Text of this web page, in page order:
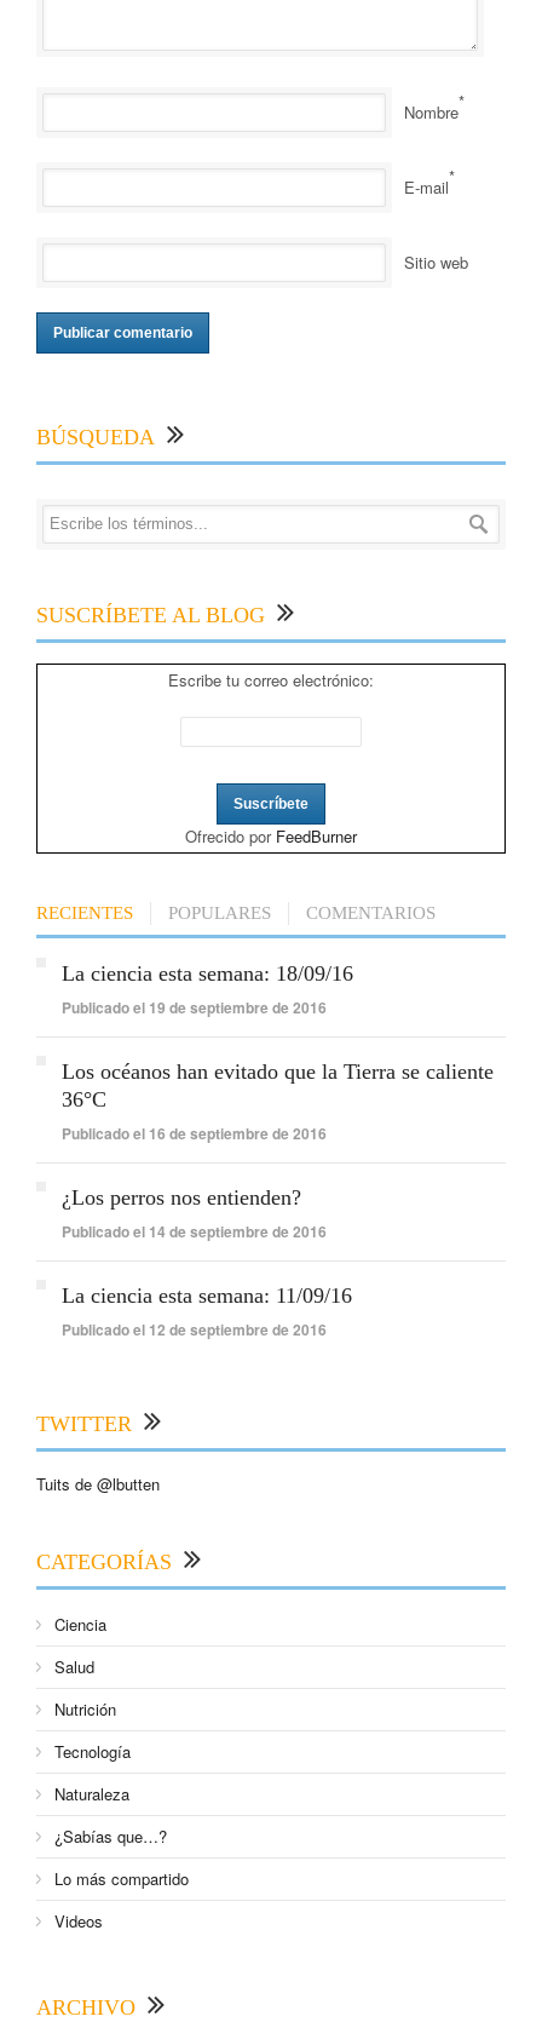
Nombre*
E-mail*
Sitio web
BÚSQUEDA
SUSCRÍBETE AL BLOG
Escribe tu correo electrónico:
Ofrecido por FeedBurner
RECIENTES POPULARES COMENTARIOS
La ciencia esta semana: 18/09/16
Publicado el 19 de septiembre de 2016
Los océanos han evitado que la Tierra se caliente
36°C
Publicado el 16 de septiembre de 2016
¿Los perros nos entienden?
Publicado el 14 de septiembre de 2016
La ciencia esta semana: 11/09/16
Publicado el 12 de septiembre de 2016
TWITTER
Tuits de @lbutten
CATEGORÍAS
Ciencia
Salud
Nutrición
Tecnología
Naturaleza
¿Sabías que…?
Lo más compartido
Videos
ARCHIVO